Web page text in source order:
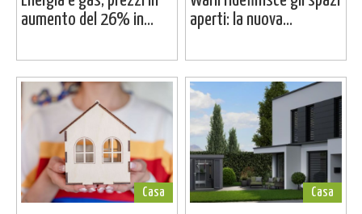
aumento del 26% in...
aperti: la nuova...
Casa Casa